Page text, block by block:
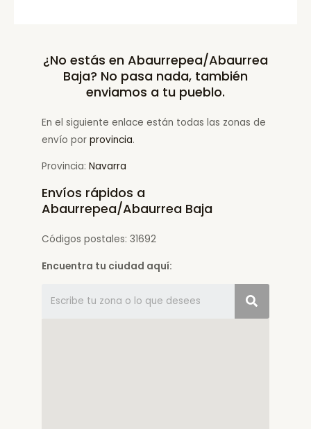
¿No estás en Abaurrepea/Abaurrea
Baja? No pasa nada, también
enviamos a tu pueblo.
En el siguiente enlace están todas las zonas de
envío por provincia.
Provincia: Navarra
Envíos rápidos a
Abaurrepea/Abaurrea Baja
Códigos postales: 31692
Encuentra tu ciudad aquí: